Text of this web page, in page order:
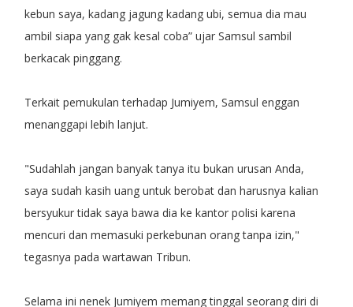
kebun saya, kadang jagung kadang ubi, semua dia mau
ambil siapa yang gak kesal coba” ujar Samsul sambil
berkacak pinggang.
Terkait pemukulan terhadap Jumiyem, Samsul enggan
menanggapi lebih lanjut.
"Sudahlah jangan banyak tanya itu bukan urusan Anda,
saya sudah kasih uang untuk berobat dan harusnya kalian
bersyukur tidak saya bawa dia ke kantor polisi karena
mencuri dan memasuki perkebunan orang tanpa izin,"
tegasnya pada wartawan Tribun.
Selama ini nenek Jumiyem memang tinggal seorang diri di